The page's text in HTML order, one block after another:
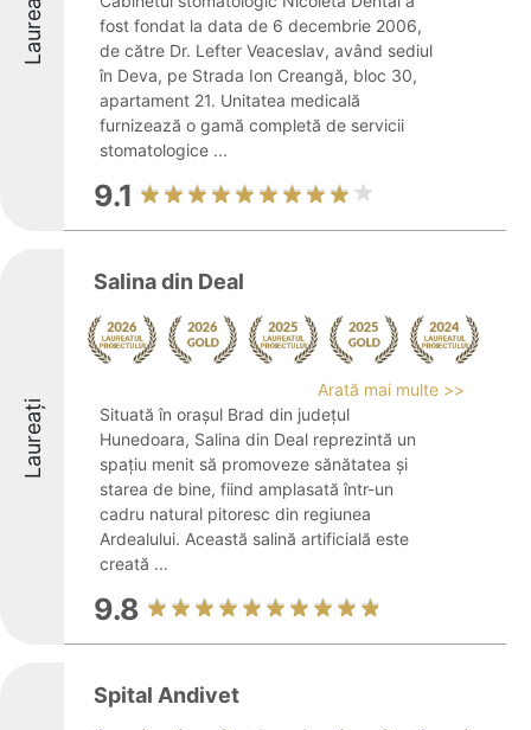
Laureați
fost fondat la data de 6 decembrie 2006,
de către Dr. Lefter Veaceslav, având sediul
în Deva, pe Strada Ion Creangă, bloc 30,
apartament 21. Unitatea medicală
furnizează o gamă completă de servicii
stomatologice ...
9.1
Laureați
Salina din Deal
Arată mai multe >>
Situată în orașul Brad din județul
Hunedoara, Salina din Deal reprezintă un
spațiu menit să promoveze sănătatea și
starea de bine, fiind amplasată într-un
cadru natural pitoresc din regiunea
Ardealului. Această salină artificială este
creată ...
9.8
Spital Andivet